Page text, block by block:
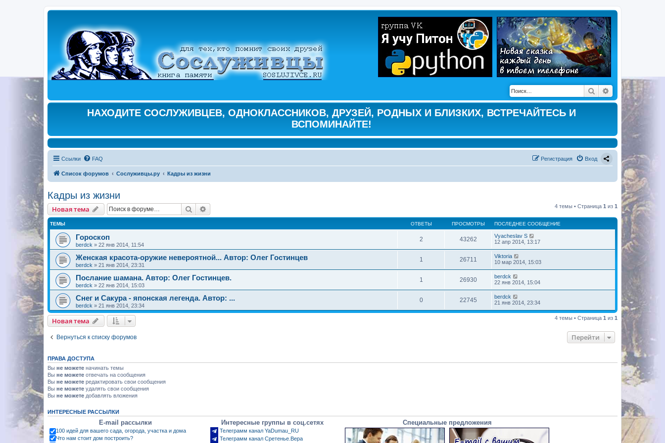
Поиск Расширенный
НАХОДИТЕ СОСЛУЖИВЦЕВ, ОДНОКЛАССНИКОВ, ДРУЗЕЙ, РОДНЫХ И БЛИЗКИХ, ВСТРЕЧАЙТЕСЬ И
ВСПОМИНАЙТЕ!
Ссылки FAQ Вход
Регистрация
Список форумов Сослуживцы.ру Кадры из жизни
Кадры из жизни
Новая тема Поиск 4 темы • Страница 1 из 1
ТЕМЫ ОТВЕТЫ ПРОСМОТРЫ ПОСЛЕДНЕЕ СООБЩЕНИЕ
Гороскоп
berdck » 22 янв 2014, 11:54
2 43262
Vyacheslav S
12 апр 2014, 13:17
Женская красота-оружие невероятной... Автор: Олег Гостинцев
berdck » 21 янв 2014, 23:31
1 26711
Viktoria
10 мар 2014, 15:03
Послание шамана. Автор: Олег Гостинцев.
berdck » 22 янв 2014, 15:03
1 26930
berdck
22 янв 2014, 15:04
Снег и Сакyра - японская легенда. Автор: ...
berdck » 21 янв 2014, 23:34
0 22745
berdck
21 янв 2014, 23:34
Новая тема 4 темы • Страница 1 из 1
Вернуться к списку форумов Перейти
ПРАВА ДОСТУПА
Вы не можете начинать темы
Вы не можете отвечать на сообщения
Вы не можете редактировать свои сообщения
Вы не можете удалять свои сообщения
Вы не можете добавлять вложения
ИНТЕРЕСНЫЕ РАССЫЛКИ
E-mail рассылки
100 идей для вашего сада, огорода, участка и дома
Что нам стоит дом построить?
Интересные группы в соц.сетях
Телеграмм канал YaDumau_RU
Телеграмм канал Сретенье.Вера
Специальные предложения